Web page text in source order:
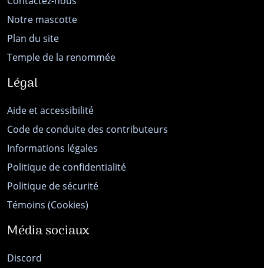
Notre mascotte
Plan du site
Temple de la renommée
Légal
Aide et accessibilité
Code de conduite des contributeurs
Informations légales
Politique de confidentialité
Politique de sécurité
Témoins (Cookies)
Média sociaux
Discord